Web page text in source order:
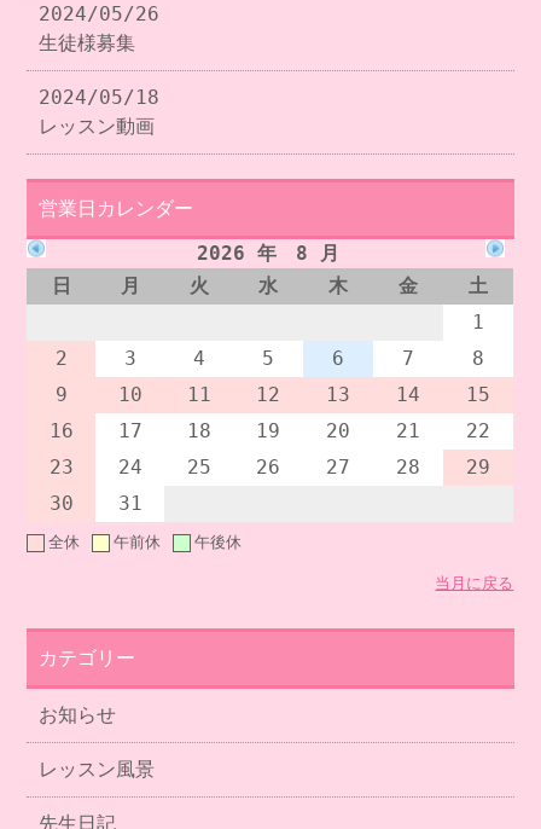
2024/05/26
生徒様募集
2024/05/18
レッスン動画
営業日カレンダー
2026 年 8 月
日
月 火 水 木 金
土
1
2
3 4 5 6 7
8
9
10 11 12 13 14
15
16
17 18 19 20 21
22
23
24 25 26 27 28
29
30
31
全休 午前休 午後休
当月に戻る
カテゴリー
お知らせ
レッスン風景
先生日記